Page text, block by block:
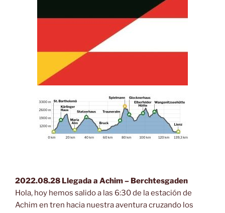
2022.08.28 Llegada a Achim – Berchtesgaden
Hola, hoy hemos salido a las 6:30 de la estación de
Achim en tren hacia nuestra aventura cruzando los